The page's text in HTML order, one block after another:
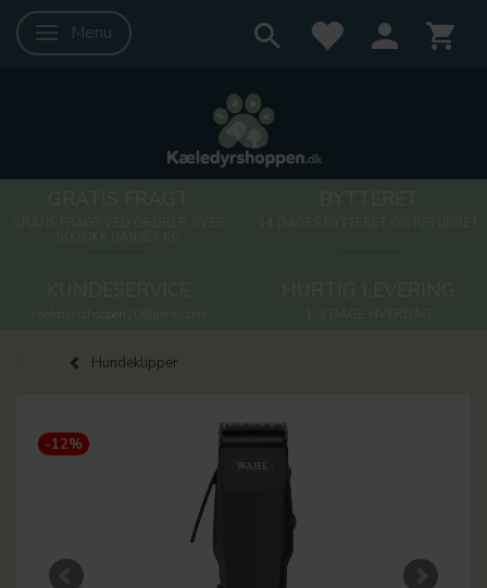
Skifte navigation
Menu
Hundeklipper
-12%